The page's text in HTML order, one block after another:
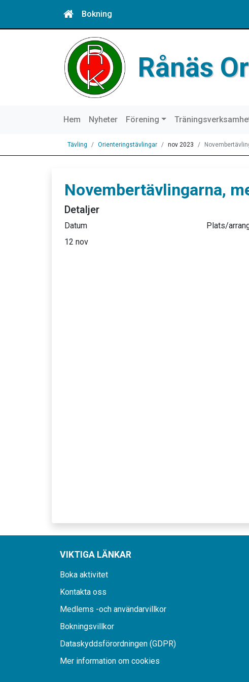
Bokning
Rånäs
Hem Nyheter Förening
Tävling Orienteringstävlingar nov 2023
Novembertävlingarna,
Detaljer
Datum
12 nov
Plats/
VIKTIGA LÄNKAR
Boka aktivitet
Kontakta oss
Medlems -och användarvillkor
Bokningsvillkor
Dataskyddsförordningen (GDPR)
Mer information om cookies